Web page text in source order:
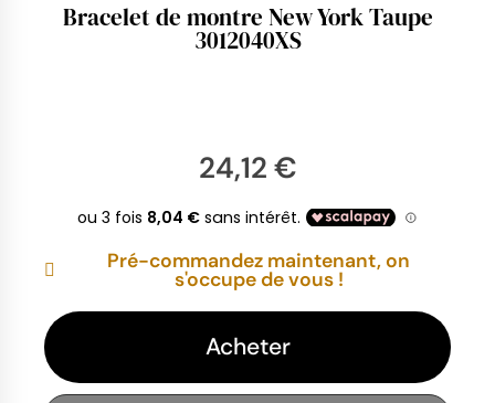
Bracelet de montre New York Taupe
3012040XS
24,12 €
Pré-commandez maintenant, on
s'occupe de vous !
Acheter